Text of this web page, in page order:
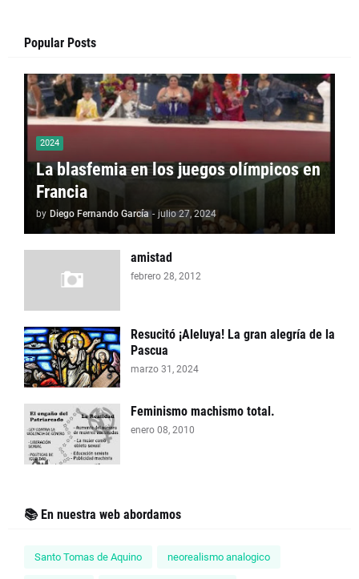
Popular Posts
2024
La blasfemia en los juegos olímpicos en
Francia
by Diego Fernando García - julio 27, 2024
amistad
febrero 28, 2012
Resucitó ¡Aleluya! La gran alegría de la
Pascua
marzo 31, 2024
Feminismo machismo total.
enero 08, 2010
📚 En nuestra web abordamos
Santo Tomas de Aquino neorealismo analogico